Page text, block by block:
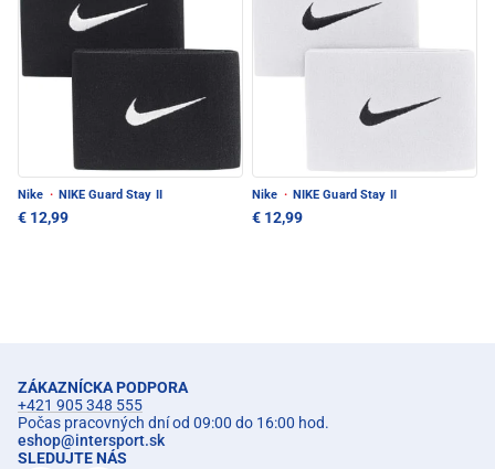
Nike · NIKE Guard Stay II
€ 12,99
Nike · NIKE Guard Stay II
€ 12,99
ZÁKAZNÍCKA PODPORA
+421 905 348 555
Počas pracovných dní od 09:00 do 16:00 hod.
eshop@intersport.sk
SLEDUJTE NÁS